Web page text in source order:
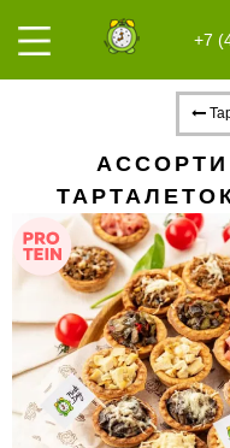
+7